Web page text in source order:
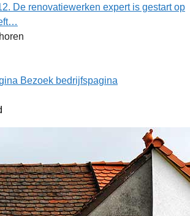
De renovatiewerken expert is gestart op
Bezoek bedrijfspagina